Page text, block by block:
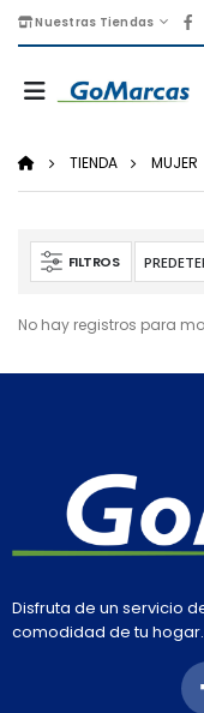
Nuestras Tiendas
TIENDA MUJER
FILTROS
No hay registros para
Disfruta de un servicio
comodidad de tu hogar.